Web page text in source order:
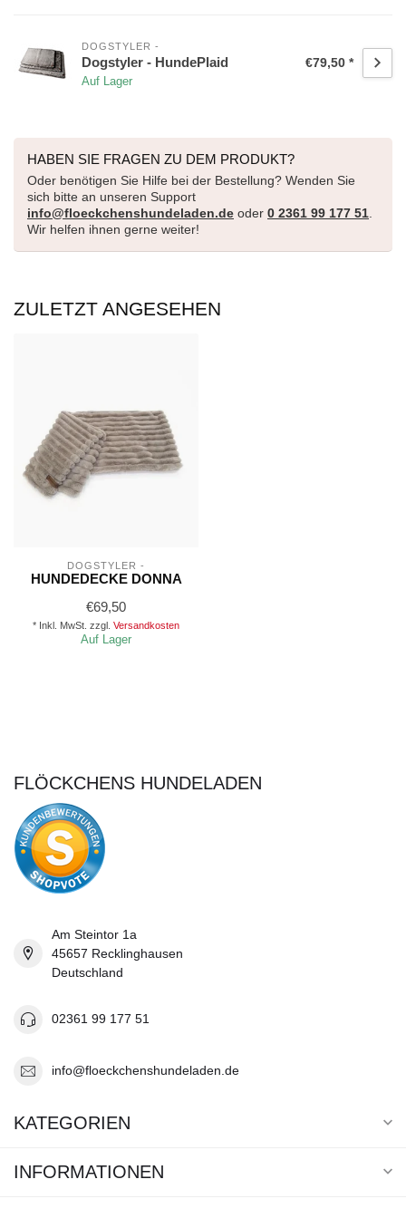
DOGSTYLER -
Dogstyler - HundePlaid
Auf Lager
€79,50 *
HABEN SIE FRAGEN ZU DEM PRODUKT?
Oder benötigen Sie Hilfe bei der Bestellung? Wenden Sie
sich bitte an unseren Support
info@floeckchenshundeladen.de oder 0 2361 99 177 51.
Wir helfen ihnen gerne weiter!
ZULETZT ANGESEHEN
DOGSTYLER -
HUNDEDECKE DONNA
€69,50
* Inkl. MwSt. zzgl. Versandkosten
Auf Lager
FLÖCKCHENS HUNDELADEN
Am Steintor 1a
45657 Recklinghausen
Deutschland
02361 99 177 51
info@floeckchenshundeladen.de
KATEGORIEN
INFORMATIONEN